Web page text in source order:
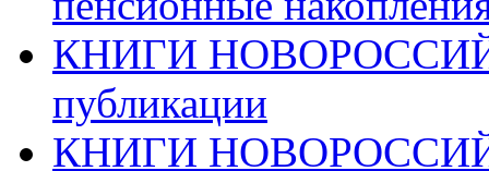
КНИГИ
публикации
КНИГИ